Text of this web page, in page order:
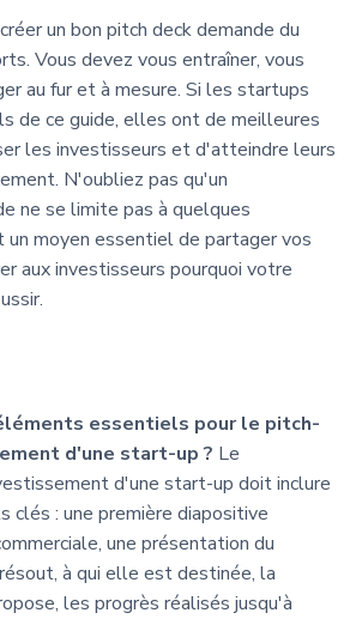
un bon pitch deck demande du
Vous devez vous entraîner, vous
au fur et à mesure. Si les startups
de ce guide, elles ont de meilleures
les investisseurs et d'atteindre leurs
N'oubliez pas qu'un
ne se limite pas à quelques
un moyen essentiel de partager vos
aux investisseurs pourquoi votre
essentiels pour le pitch-
d'une start-up ? Le
d'une start-up doit inclure
clés : une première diapositive
une présentation du
à qui elle est destinée, la
les progrès réalisés jusqu'à